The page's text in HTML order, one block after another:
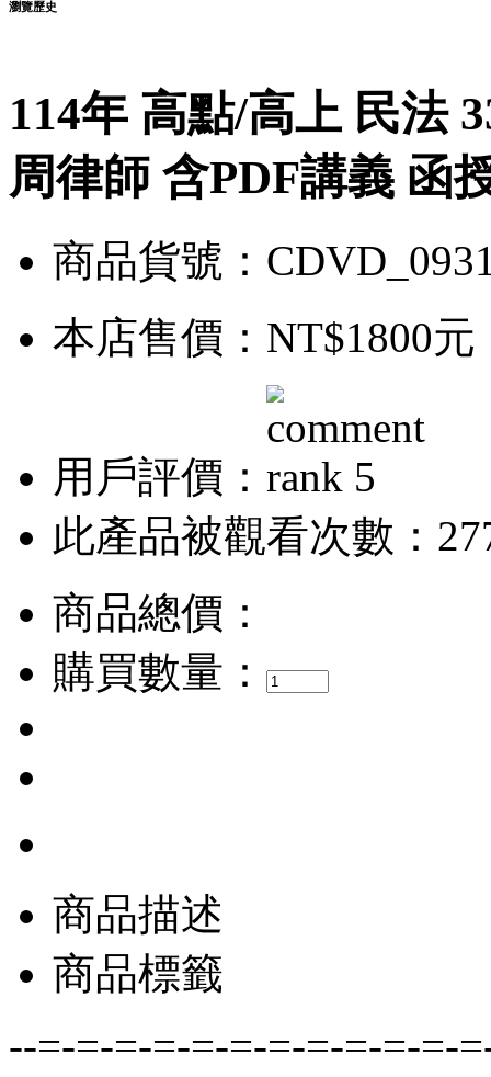
瀏覽歷史
114年 高點/高上 民法
周律師 含PDF講義 函
商品貨號：
本店售價： NT$1800元
用戶評價：
此產品被觀看次數：
商品總價：
購買數量：
商品描述
商品標籤
--=-=-=-=-=-=-=-=-=-=-=-